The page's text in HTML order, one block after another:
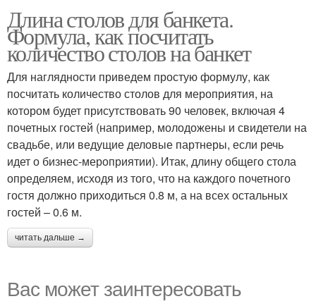
Длина столов для банкета.
Формула, как посчитать
количество столов на банкет
Для наглядности приведем простую формулу, как
посчитать количество столов для мероприятия, на
котором будет присутствовать 90 человек, включая 4
почетных гостей (например, молодожены и свидетели на
свадьбе, или ведущие деловые партнеры, если речь
идет о бизнес-мероприятии). Итак, длину общего стола
определяем, исходя из того, что на каждого почетного
гостя должно приходиться 0.8 м, а на всех остальных
гостей – 0.6 м.
читать дальше →
Вас может заинтересовать